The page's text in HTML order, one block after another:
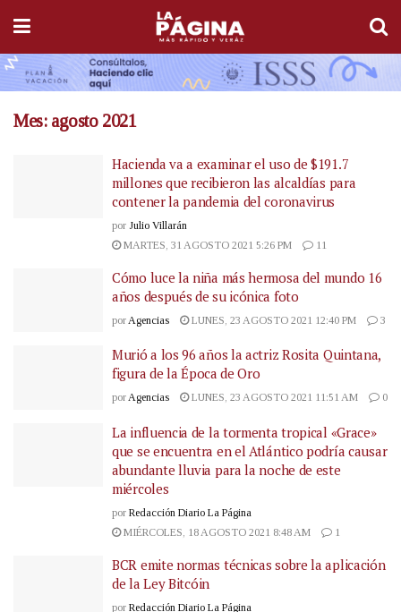
Mes: agosto 2021
Hacienda va a examinar el uso de $191.7
millones que recibieron las alcaldías para
contener la pandemia del coronavirus
por Julio Villarán
MARTES, 31 AGOSTO 2021 5:26 PM
11
Cómo luce la niña más hermosa del mundo 16
años después de su icónica foto
por Agencias LUNES, 23 AGOSTO 2021 12:40 PM 3
Murió a los 96 años la actriz Rosita Quintana,
figura de la Época de Oro
porAgencias LUNES, 23 AGOSTO 2021 11:51 AM 0
La influencia de la tormenta tropical «Grace»
que se encuentra en el Atlántico podría causar
abundante lluvia para la noche de este
miércoles
por Redacción Diario La Página
MIÉRCOLES, 18 AGOSTO 2021 8:48 AM
1
BCR emite normas técnicas sobre la aplicación
de la Ley Bitcóin
por Redacción Diario La Página